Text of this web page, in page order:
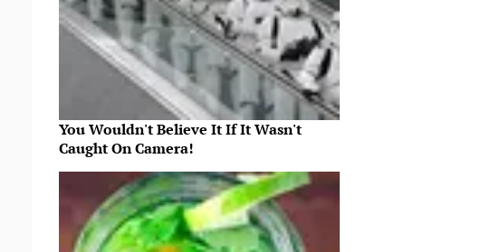
You Wouldn't Believe It If It Wasn't
Caught On Camera!